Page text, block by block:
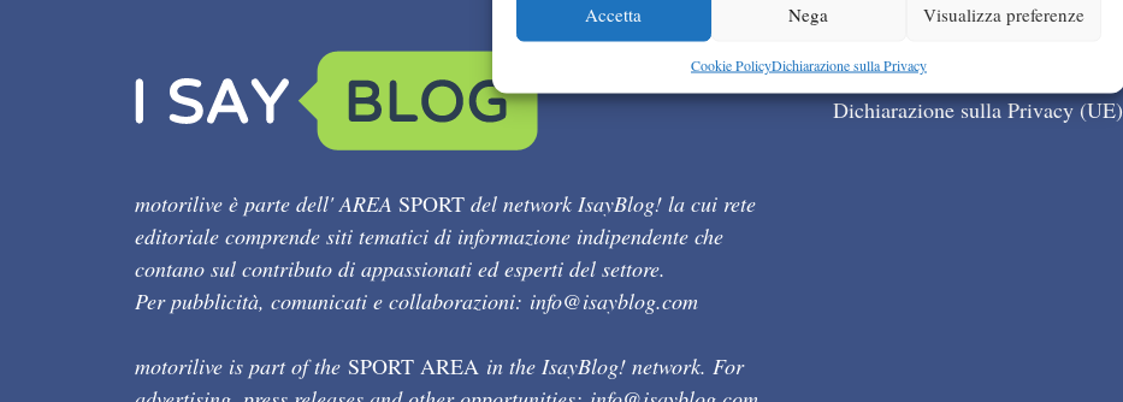
Accetta Nega Visualizza preferenze
Cookie PolicyDichiarazione sulla Privacy
motorilive è parte dell' AREA SPORT del network IsayBlog! la cui rete
editoriale comprende siti tematici di informazione indipendente che
contano sul contributo di appassionati ed esperti del settore.
Per pubblicità, comunicati e collaborazioni: info@isayblog.com
motorilive is part of the SPORT AREA in the IsayBlog! network. For
Cookie Policy (UE)
Dichiarazione sulla Privacy (UE)